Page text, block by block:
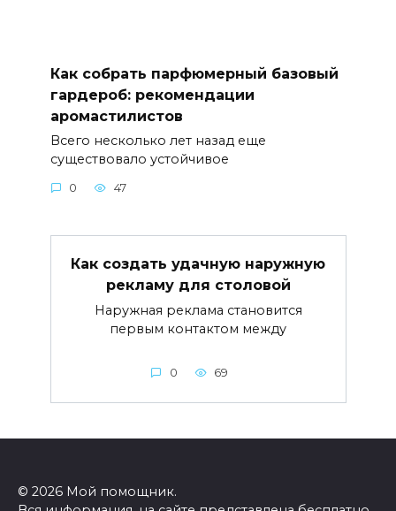
Как собрать парфюмерный базовый
гардероб: рекомендации
аромастилистов
Всего несколько лет назад еще
существовало устойчивое
0 47
Как создать удачную наружную
рекламу для столовой
Наружная реклама становится
первым контактом между
0 69
© 2026 Мой помощник.